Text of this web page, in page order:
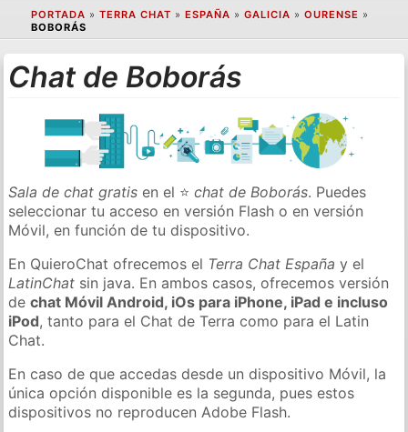
PORTADA » TERRA CHAT » ESPAÑA » GALICIA » OURENSE »
BOBORÁS
Chat de Boborás
Sala de chat gratis en el ⭐chat de Boborás. Puedes
seleccionar tu acceso en versión Flash o en versión
Móvil, en función de tu dispositivo.
En QuieroChat ofrecemos el Terra Chat España y el
LatinChat sin java. En ambos casos, ofrecemos versión
dechat Móvil Android, iOs para iPhone, iPad e incluso
iPod, tanto para el Chat de Terra como para el Latin
Chat.
En caso de que accedas desde un dispositivo Móvil, la
única opción disponible es la segunda, pues estos
dispositivos no reproducen Adobe Flash.